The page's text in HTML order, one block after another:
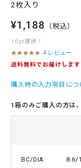
2枚入り
¥1,188 （税込）
10pt獲得！
4
.
t
r
4 レビュー
送料無料でお届けします
購入時の入力項目につ
1箱のみご購入の方は
BC/DIA 8.6/